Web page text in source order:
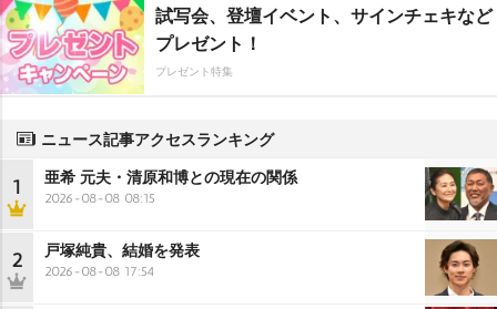
試写会、登壇イベント、サインチェキなど
プレゼント！
プレゼント特集
ニュース記事アクセスランキング
1 亜希 元夫・清原和博との現在の関係
2026-08-08 08:15
2 戸塚純貴、結婚を発表
2026-08-08 17:54